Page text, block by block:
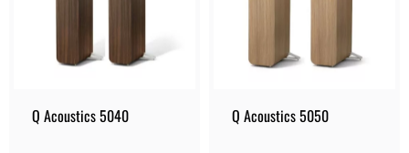
Q Acoustics 5040 Q Acoustics 5050